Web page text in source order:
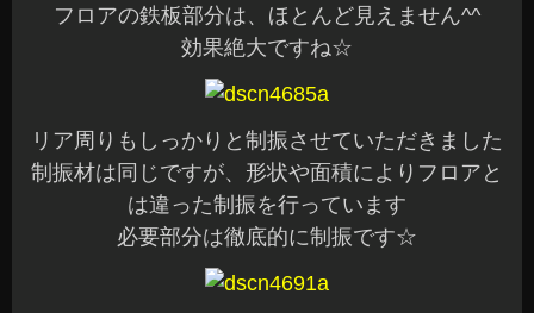
フロアの鉄板部分は、ほとんど見えません^^
効果絶大ですね☆
リア周りもしっかりと制振させていただきました
制振材は同じですが、形状や面積によりフロアと
は違った制振を行っています
必要部分は徹底的に制振です☆